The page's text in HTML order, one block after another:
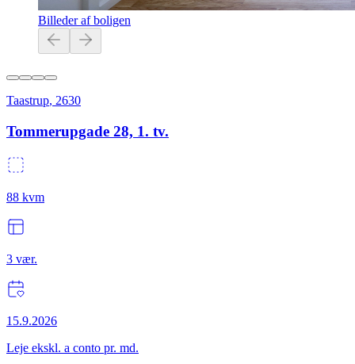
Billeder af boligen
Taastrup, 2630
Tommerupgade 28, 1. tv.
88 kvm
3 vær.
15.9.2026
Leje ekskl. a conto pr. md.